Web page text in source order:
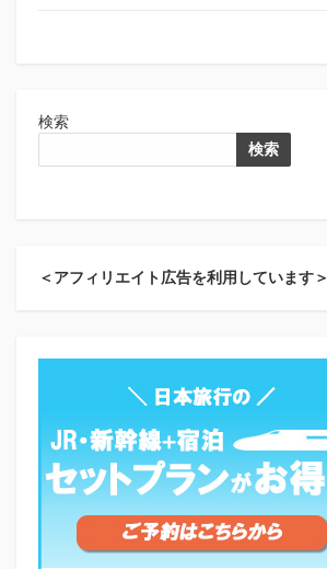
検索
検索
＜アフィリエイト広告を利用しています＞